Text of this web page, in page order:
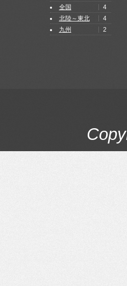
全国
4
北陸～東北
4
九州
2